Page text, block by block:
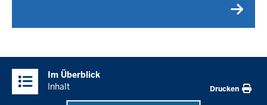
Inhalte
Im Überblick
Inhalt
Drucken